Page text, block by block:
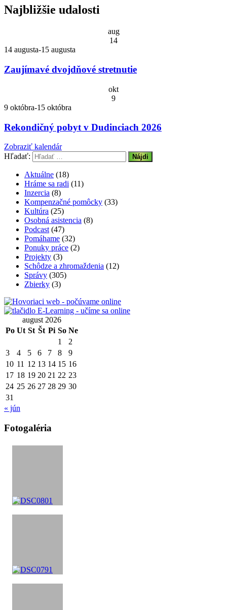
Najbližšie udalosti
aug
14
14 augusta-15 augusta
Zaujímavé dvojdňové stretnutie
okt
9
9 októbra-15 októbra
Rekondičný pobyt v Dudinciach 2026
Zobraziť kalendár
Hľadať:
Aktuálne (18)
Hráme sa radi (11)
Inzercia (8)
Kompenzačné pomôcky (33)
Kultúra (25)
Osobná asistencia (8)
Podcast (47)
Pomáhame (32)
Ponuky práce (2)
Projekty (3)
Schôdze a zhromaždenia (12)
Správy (305)
Zbierky (3)
august 2026
Po Ut St Št Pi So Ne
1
2
3
4 5 6 7 8
9
10 11 12 13 14 15 16
17 18 19 20 21 22 23
24 25 26 27 28 29 30
31
« jún
Fotogaléria